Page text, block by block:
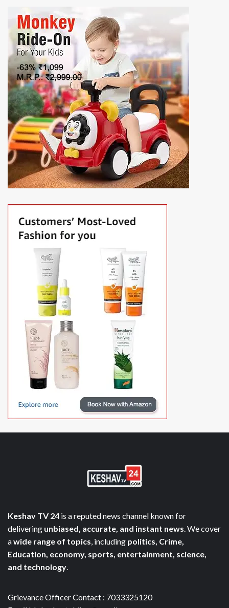
Keshav TV 24 is a reputed news channel known for
delivering unbiased, accurate, and instant news. We cover
awide range of topics, including politics, Crime,
Education, economy, sports, entertainment, science,
and technology.
Grievance Officer Contact : 7033325120